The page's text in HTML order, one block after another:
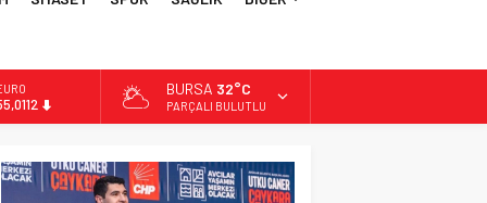
13.798,82
BURSA 32°C
PARÇALI BULUTLU